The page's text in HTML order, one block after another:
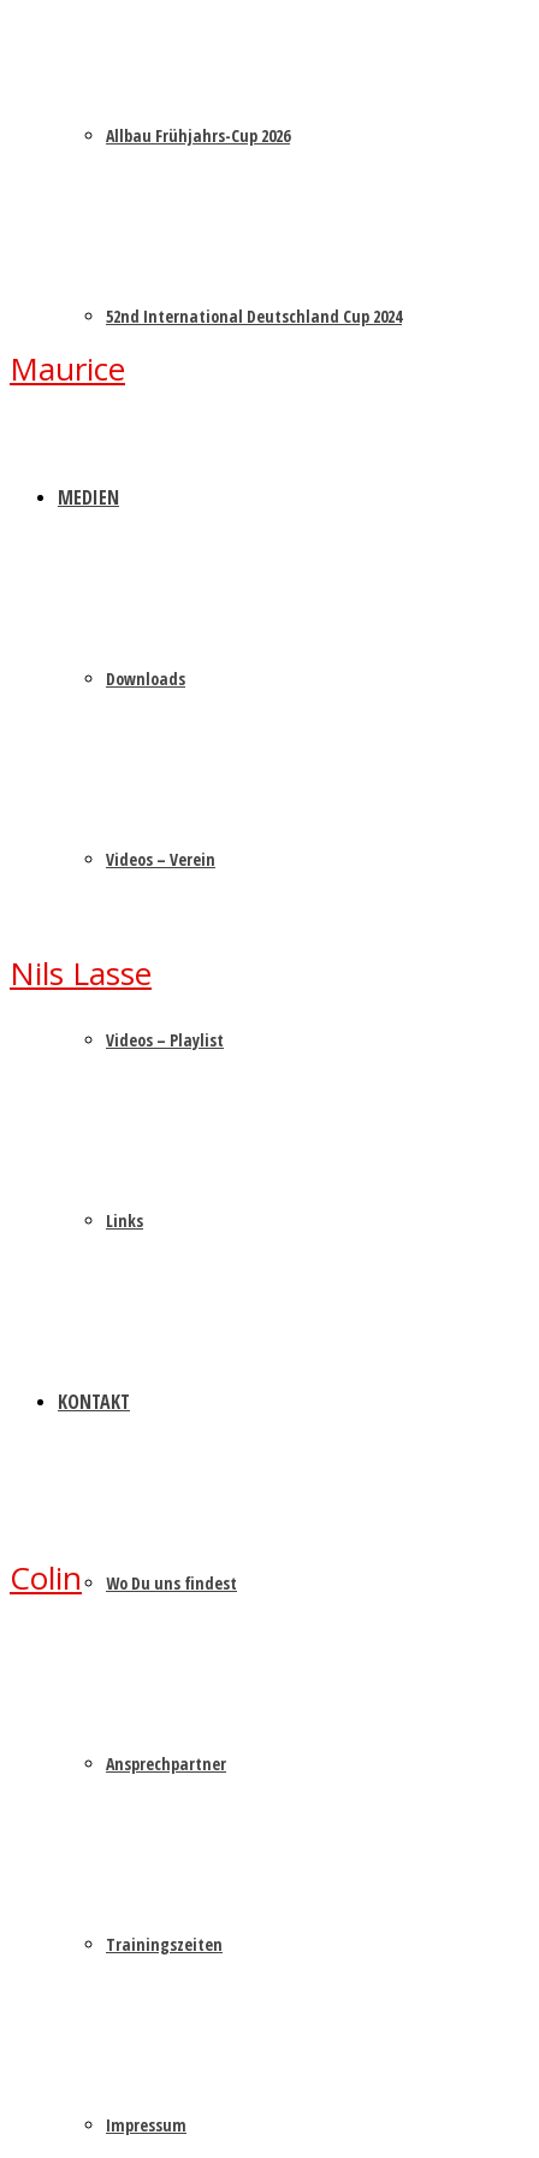
Allbau Frühjahrs-Cup 2026
52nd International Deutschland Cup 2024
MEDIEN
Downloads
Videos – Verein
Videos – Playlist
Links
KONTAKT
Wo Du uns findest
Ansprechpartner
Trainingszeiten
Impressum
Maurice
Nils Lasse
Colin